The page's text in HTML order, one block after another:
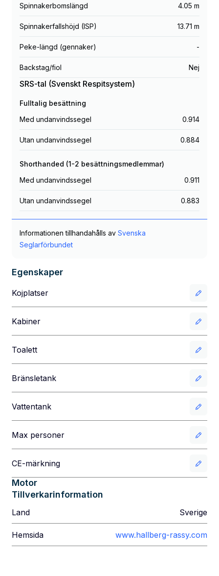
Spinnakerbomslängd 4.05 m
Spinnakerfallshöjd (ISP) 13.71 m
Peke-längd (gennaker) -
Backstag/fiol Nej
SRS-tal (Svenskt Respitsystem)
Fulltalig besättning
Med undanvindssegel
0.914
Utan undanvindssegel 0.884
Shorthanded (1-2 besättningsmedlemmar)
Med undanvindssegel
0.911
Utan undanvindssegel 0.883
Informationen tillhandahålls av Svenska
Seglarförbundet
Egenskaper
Kojplatser
Kabiner
Toalett
Bränsletank
Vattentank
Max personer
CE-märkning
Motor
Tillverkarinformation
Land Sverige
Hemsida www.hallberg-rassy.com